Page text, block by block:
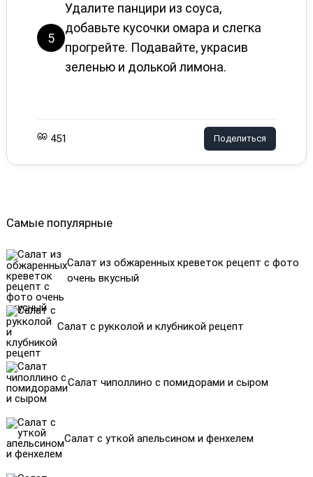
Самые популярные
Салат из обжаренных креветок рецепт с фото
очень вкусный
Салат с рукколой и клубникой рецепт
Салат чиполлино с помидорами и сыром
Салат с уткой апельсином и фенхелем
5
Удалите панцири из соуса,
добавьте кусочки омара и слегка
прогрейте. Подавайте, украсив
зеленью и долькой лимона.
451 Поделиться